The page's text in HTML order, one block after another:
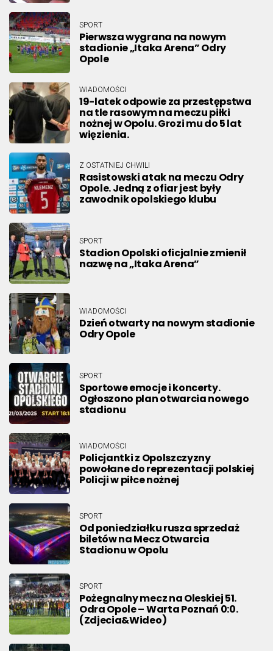
SPORT
Pierwsza wygrana na nowym
stadionie „Itaka Arena” Odry
Opole
WIADOMOŚCI
19-latek odpowie za przestępstwa
na tle rasowym na meczu piłki
nożnej w Opolu. Grozi mu do 5 lat
więzienia.
Z OSTATNIEJ CHWILI
Rasistowski atak na meczu Odry
Opole. Jedną z ofiar jest były
zawodnik opolskiego klubu
SPORT
Stadion Opolski oficjalnie zmienił
nazwę na „Itaka Arena”
WIADOMOŚCI
Dzień otwarty na nowym stadionie
Odry Opole
SPORT
Sportowe emocje i koncerty.
Ogłoszono plan otwarcia nowego
stadionu
WIADOMOŚCI
Policjantki z Opolszczyzny
powołane do reprezentacji polskiej
Policji w piłce nożnej
SPORT
Od poniedziałku rusza sprzedaż
biletów na Mecz Otwarcia
Stadionu w Opolu
SPORT
Pożegnalny mecz na Oleskiej 51.
Odra Opole – Warta Poznań 0:0.
(Zdjecia&Wideo)